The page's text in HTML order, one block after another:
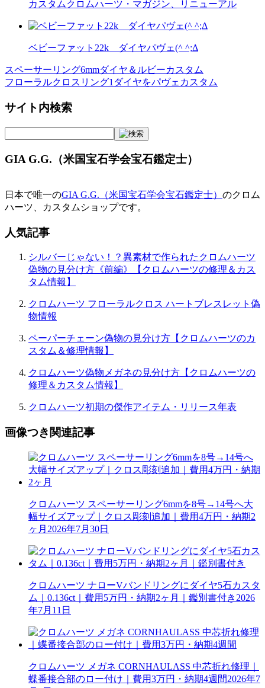
カスタムクロムハーツ・マガジン、リニューアル
ベビーファット22k ダイヤパヴェ(^ ^;Δ
投
ナ
ビ
ー
シ
ョ
ン
スペーサーリング6mmダイヤ＆ルビーカスタム
フローラルクロスリング1ダイヤをパヴェカスタム
サイト内検索
GIA G.G.（米国宝石学会宝石鑑定士）
日本で唯一のGIA G.G.（米国宝石学会宝石鑑定士） のクロム
ハーツ、カスタムショップです。
人気記事
シルバーじゃない！？異素材で作られたクロムハーツ
偽物の見分け方《前編》【クロムハーツの修理＆カス
タム情報】
クロムハーツ フローラルクロス ハートブレスレット偽
物情報
ペーパーチェーン偽物の見分け方【クロムハーツのカ
スタム＆修理情報】
クロムハーツ偽物メガネの見分け方【クロムハーツの
修理＆カスタム情報】
クロムハーツ初期の傑作アイテム・リリース年表
画像つき関連記事
クロムハーツ スペーサーリング6mmを8号→14号へ大
幅サイズアップ｜クロス彫刻追加｜費用4万円・納期2
ヶ月 2026年7月30日
クロムハーツ ナローVバンドリングにダイヤ5石カスタ
ム｜0.136ct｜費用5万円・納期2ヶ月｜鑑別書付き 2026
年7月11日
クロムハーツ メガネ CORNHAULASS 中芯折れ修理｜
蝶番接合部のロー付け｜費用3万円・納期4週間2026年7